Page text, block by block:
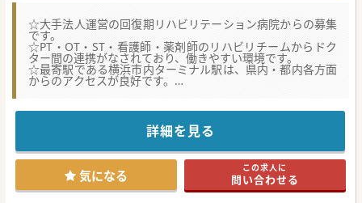
☆大手法人運営の回復期リハビリテーション病院からの募集
です。
☆PT・OT・ST・看護師・薬剤師のリハビリチームからドク
ター間の連携がなされており、働きやすい環境です。
☆最寄駅である横浜市内ターミナル駅は、県内・都内各方面
からのアクセスが良好です。
■神奈川県を中心に関東圏で合計5法人・6つの病院、9つの
クリニック・4つの老健施設を持つ大手グループ運営の病院
■日本リハビリテーション医学会研修施設、NST稼動認定施
設として、リハビリ計画を基もとに在宅・社会復帰を後押し
されています。
■2023年に104床の増床を行い、回リハ病棟、地域包括ケア
病棟、緩和ケア病棟の3つの病棟で合計230床となりました。
詳細を見る
気になる この求人に
問い合わせる